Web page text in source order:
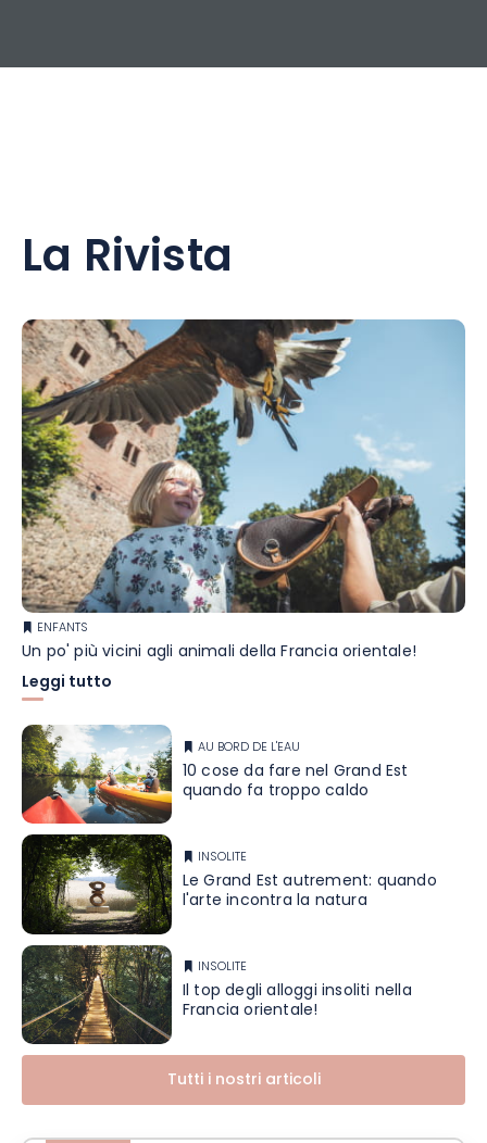
La Rivista
ENFANTS
Un po' più vicini agli animali della Francia orientale!
Leggi tutto
AU BORD DE L'EAU
10 cose da fare nel Grand Est
quando fa troppo caldo
INSOLITE
Le Grand Est autrement: quando
l'arte incontra la natura
INSOLITE
Il top degli alloggi insoliti nella
Francia orientale!
Tutti i nostri articoli